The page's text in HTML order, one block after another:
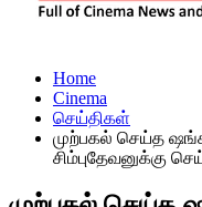
Home
Cinema
செய்திகள்
முற்பகல் செய்த
சிம்புதேவனுக்கு